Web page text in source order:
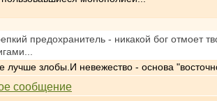
предохранитель - никакой бог отмоет
злобы.И невежество - основа